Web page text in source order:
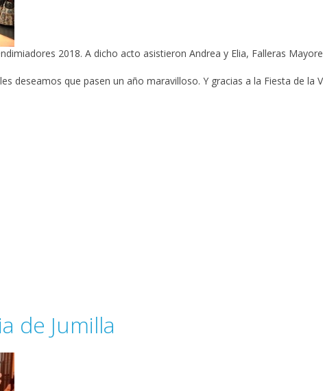
2018. A dicho acto asistieron Andrea y Elia, Falleras
deseamos que pasen un año maravilloso. Y gracias a la Fiesta de la
de Jumilla